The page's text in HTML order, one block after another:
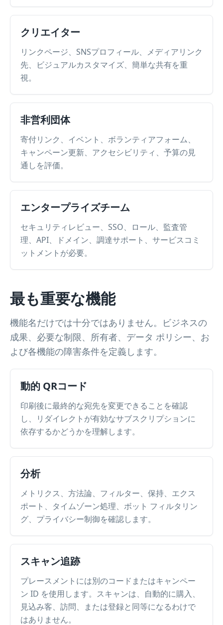
クリエイター
リンクページ、SNSプロフィール、メディアリンク
先、ビジュアルカスタマイズ、簡単な共有を重
視。
非営利団体
寄付リンク、イベント、ボランティアフォーム、
キャンペーン更新、アクセシビリティ、予算の見
通しを評価。
エンタープライズチーム
セキュリティレビュー、SSO、ロール、監査管
理、API、ドメイン、調達サポート、サービスコミ
ットメントが必要。
最も重要な機能
機能名だけでは十分ではありません。ビジネスの
成果、必要な制限、所有者、データ ポリシー、お
よび各機能の障害条件を定義します。
動的 QRコード
印刷後に最終的な宛先を変更できることを確認
し、リダイレクトが有効なサブスクリプションに
依存するかどうかを理解します。
分析
メトリクス、方法論、フィルター、保持、エクス
ポート、タイムゾーン処理、ボット フィルタリン
グ、プライバシー制御を確認します。
スキャン追跡
プレースメントには別のコードまたはキャンペー
ン ID を使用します。スキャンは、自動的に購入、
見込み客、訪問、または登録と同等になるわけで
はありません。